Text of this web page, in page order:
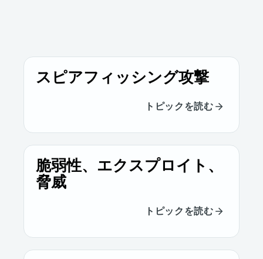
スピアフィッシング攻撃
トピックを読む
脆弱性、エクスプロイト、
脅威
トピックを読む